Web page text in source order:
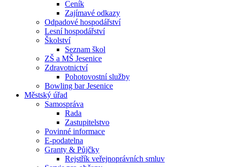
Ceník
Zajímavé odkazy
Odpadové hospodářství
Lesní hospodářství
Školství
Seznam škol
ZŠ a MŠ Jesenice
Zdravotnictví
Pohotovostní služby
Bowling bar Jesenice
Městský úřad
Samospráva
Rada
Zastupitelstvo
Povinné informace
E-podatelna
Granty & Půjčky
Rejstřík veřejnoprávních smluv